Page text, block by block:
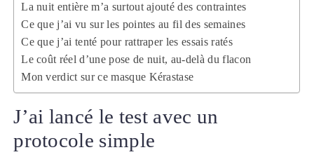
La nuit entière m’a surtout ajouté des contraintes
Ce que j’ai vu sur les pointes au fil des semaines
Ce que j’ai tenté pour rattraper les essais ratés
Le coût réel d’une pose de nuit, au-delà du flacon
Mon verdict sur ce masque Kérastase
J’ai lancé le test avec un
protocole simple